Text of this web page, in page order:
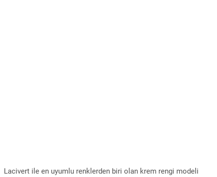
Lacivert ile en uyumlu renklerden biri olan krem rengi modeli